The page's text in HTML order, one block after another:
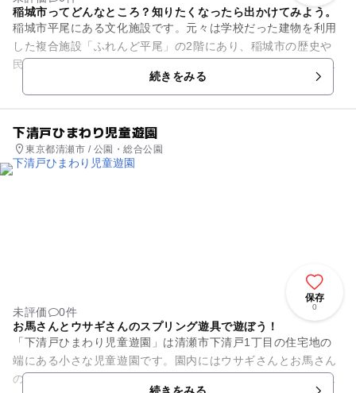
稲城市ってどんなところ？知りたくなったら出かけてみよう。
稲城市平尾にある文化施設です。元々は学校だった建物を利用
した複合施設「ふれんど平尾」の2階にあり、稲城市の歴史や
民族、自然などにまつわる資料が展示されています。昔からの
歴史について知りたいときは...続きをみる
下清戸ひまわり児童遊園
東京都清瀬市 / 公園・総合公園
保存
0
未評価
0件
お馬さんとウサギさんのスプリング遊具で遊ぼう！
「下清戸ひまわり児童遊園」は清瀬市下清戸1丁目の住宅地の
端にある小さな児童遊園です。園内にはウサギさんとお馬さん
のかわいいスプリング遊具と、すべり台を設置。のんびり日向
続きをみる